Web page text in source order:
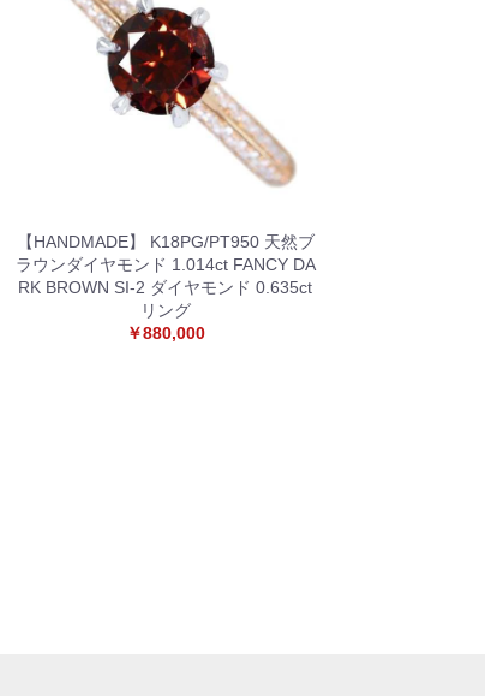
【HANDMADE】 K18PG/PT950 天然ブ
ラウンダイヤモンド 1.014ct FANCY DA
RK BROWN SI-2 ダイヤモンド 0.635ct
リング
￥880,000